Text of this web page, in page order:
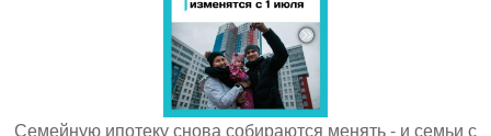
Семейную ипотеку снова собираются менять - и семьи с